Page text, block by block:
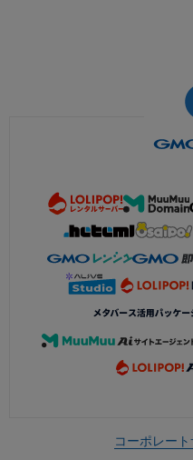
コーポレート